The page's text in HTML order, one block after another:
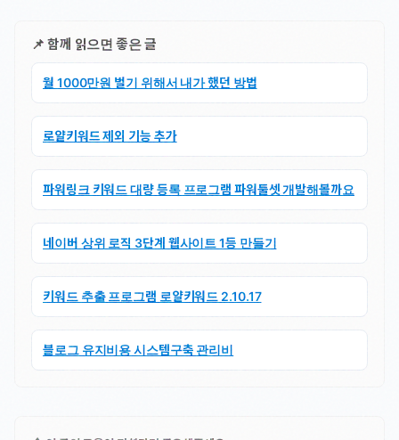
📌 함께 읽으면 좋은 글
월 1000만원 벌기 위해서 내가 했던 방법
로얄키워드 제외 기능 추가
파워링크 키워드 대량 등록 프로그램 파워툴셋 개발해볼까요
네이버 상위 로직 3단계 웹사이트 1등 만들기
키워드 추출 프로그램 로얄키워드 2.10.17
블로그 유지비용 시스템구축 관리비